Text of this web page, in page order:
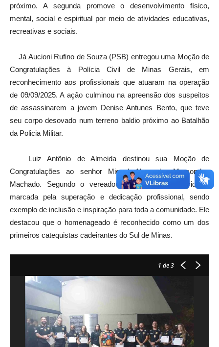
próximo. A segunda promove o desenvolvimento físico,
mental, social e espiritual por meio de atividades educativas,
recreativas e sociais.
Já Aucioni Rufino de Souza (PSB) entregou uma Moção de
Congratulações à Polícia Civil de Minas Gerais, em
reconhecimento aos profissionais que atuaram na operação
de 09/09/2025. A ação culminou na apreensão dos suspeitos
de assassinarem a jovem Denise Antunes Bento, que teve
seu corpo desovado num terreno baldio próximo ao Batalhão
da Policia Militar.
Luiz Antônio de Almeida destinou sua Moção de
Congratulações ao senhor Miguel Alexandre Marcondes
Machado. Segundo o vereador, sua trajetória de vida é
marcada pela superação e dedicação profissional, sendo
exemplo de inclusão e inspiração para toda a comunidade. Ele
destacou que o homenageado é reconhecido como um dos
primeiros catequistas cadeirantes do Sul de Minas.
1 de 3